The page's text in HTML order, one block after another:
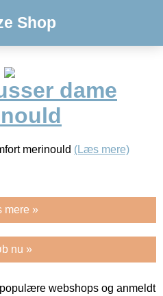
Shop
dame
merinould (Læs mere)
mere »
nu »
webshops og anmeldt